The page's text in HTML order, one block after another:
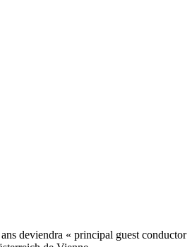
deviendra « principal guest conductor